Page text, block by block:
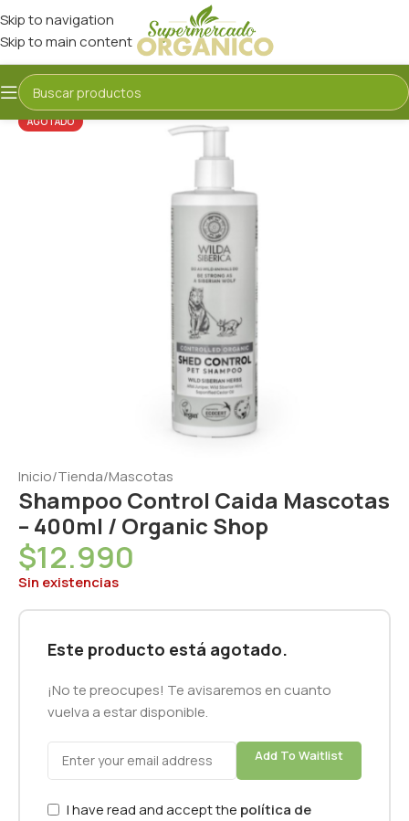
Skip to navigation
Skip to main content
AGOTADO
Inicio/Tienda/Mascotas
Shampoo Control Caida Mascotas
– 400ml / Organic Shop
$12.990
Sin existencias
Este producto está agotado.
¡No te preocupes! Te avisaremos en cuanto
vuelva a estar disponible.
Add To Waitlist
I have read and accept the política de